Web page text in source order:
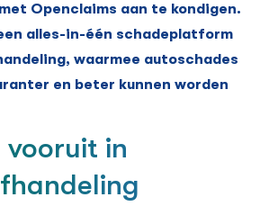
Openclaims aan te kondigen.
alles-in-één schadeplatform
waarmee autoschades
en beter kunnen worden
vooruit in